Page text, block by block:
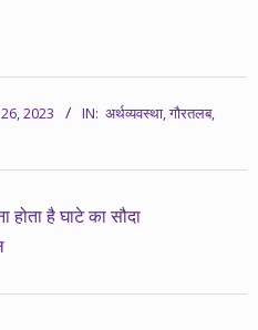
2023 IN: अर्थव्यवस्था,गौरतलब,
होता है घाटे का सौदा